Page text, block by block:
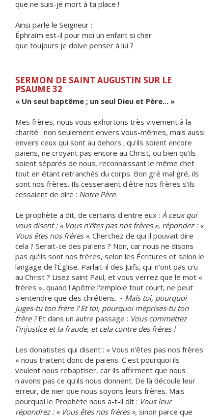
que ne suis-je mort à ta place !
Ainsi parle le Seigneur :
Éphraïm est-il pour moi un enfant si cher
que toujours je doive penser à lui ?
SERMON DE SAINT AUGUSTIN SUR LE
PSAUME 32
« Un seul baptême ; un seul Dieu et Père... »
Mes frères, nous vous exhortons très vivement à la
charité : non seulement envers vous-mêmes, mais aussi
envers ceux qui sont au dehors ; qu'ils soient encore
païens, ne croyant pas encore au Christ, ou bien qu'ils
soient séparés de nous, reconnaissant le même chef
tout en étant retranchés du corps. Bon gré mal gré, ils
sont nos frères. Ils cesseraient d'être nos frères s'ils
cessaient de dire : Notre Père.
Le prophète a dit, de certains d'entre eux : À ceux qui
vous disent : « Vous n'êtes pas nos frères », répondez : «
Vous êtes nos frères ». Cherchez de qui il pouvait dire
cela ? Serait-ce des païens ? Non, car nous ne disons
pas qu'ils sont nos frères, selon les Écritures et selon le
langage de l'Église. Parlait-il des Juifs, qui n'ont pas cru
au Christ ? Lisez saint Paul, et vous verrez que le mot «
frères », quand l'Apôtre l'emploie tout court, ne peut
s'entendre que des chrétiens. ~ Mais toi, pourquoi
juges-tu ton frère ? Et toi, pourquoi méprises-tu ton
frère ?Et dans un autre passage : Vous commettez
l'injustice et la fraude, et cela contre des frères !
Les donatistes qui disent : « Vous n'êtes pas nos frères
» nous traitent donc de païens. C'est pourquoi ils
veulent nous rebaptiser, car ils affirment que nous
n'avons pas ce qu'ils nous donnent. De là découle leur
erreur, de nier que nous soyons leurs frères. Mais
pourquoi le Prophète nous a-t-il dit : Vous leur
répondrez : « Vous êtes nos frères », sinon parce que